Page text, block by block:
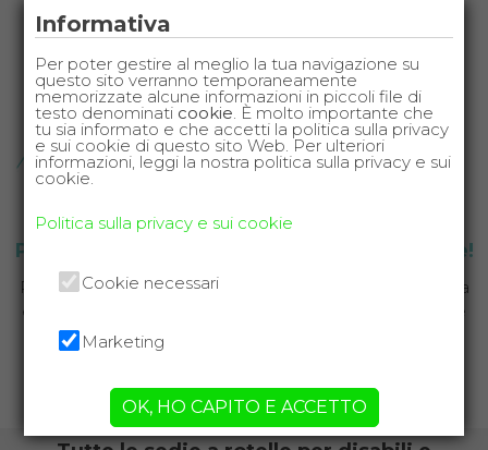
Prenota la sedia a rotelle per le tue vacanze!
Parti senza pensieri, la sedia a rotelle ti verrà consegnata
e ritirata presso la struttura ricettiva che hai scelto per le
CHIAMA ORA
Informativa
Per poter gestire al meglio la tua navigazione su
questo sito verranno temporaneamente
memorizzate alcune informazioni in piccoli file di
testo denominati cookie. È molto importante che
tu sia informato e che accetti la politica sulla privacy
e sui cookie di questo sito Web. Per ulteriori
informazioni, leggi la nostra politica sulla privacy e sui
cookie.
Politica sulla privacy e sui cookie
Cookie necessari
Marketing
OK, HO CAPITO E ACCETTO